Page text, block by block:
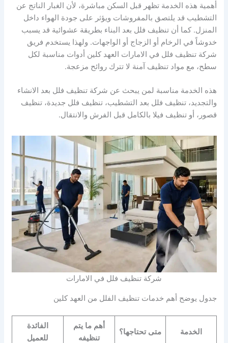
أهمية هذه الخدمة تظهر قبل السكن مباشرة، لأن الغبار الناتج عن
التشطيب قد يلتصق بالمفروشات ويؤثر على جودة الهواء داخل
المنزل. كما أن تنظيف فلل بعد البناء بطريقة عشوائية قد يسبب
خدوشاً في الرخام أو الزجاج أو الواجهات. ولهذا يستخدم فريق
شركة تنظيف فلل في الامارات العهد كلين أدوات مناسبة لكل
سطح، مع مواد تنظيف آمنة لا تترك روائح مزعجة.
هذه الخدمة مناسبة لمن يبحث عن شركة تنظيف فلل بعد الانشاء
والتجديد، تنظيف فلل بعد التشطيب، تنظيف فلل جديدة، تنظيف
قصور، أو تنظيف فيلا بالكامل قبل الفرش والانتقال.
شركة تنظيف فلل في الامارات
جدول يوضح أهم خدمات تنظيف الفلل من العهد كلين
الخدمة متى تحتاجها؟
أهم ما يتم
تنظيفه
الفائدة
للعميل